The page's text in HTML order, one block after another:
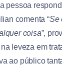
pessoa
comenta “Se
coisa”,
leveza em
ao público